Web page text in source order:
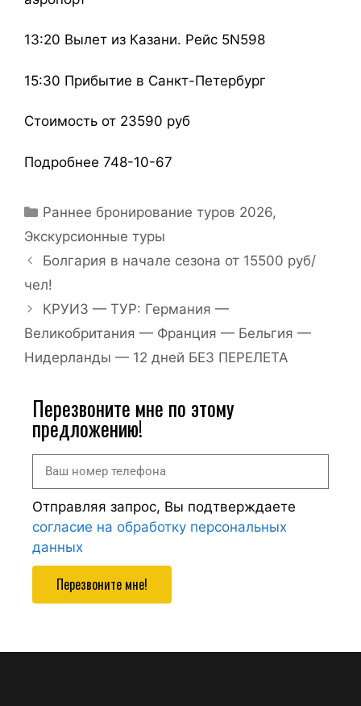
13:20 Вылет из Казани. Рейс 5N598
15:30 Прибытие в Санкт-Петербург
Стоимость от 23590 руб
Подробнее 748-10-67
Раннее бронирование туров 2026,
Экскурсионные туры
Болгария в начале сезона от 15500 руб/
чел!
КРУИЗ — ТУР: Германия —
Великобритания — Франция — Бельгия —
Нидерланды — 12 дней БЕЗ ПЕРЕЛЕТА
Перезвоните мне по этому
предложению!
Отправляя запрос, Вы подтверждаете
согласие на обработку персональных
данных
Перезвоните мне!